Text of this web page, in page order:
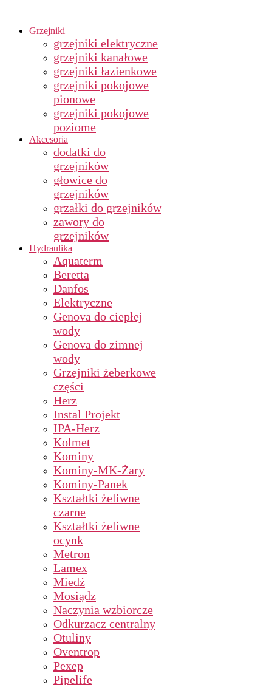
Grzejniki
grzejniki elektryczne
grzejniki kanałowe
grzejniki łazienkowe
grzejniki pokojowe
pionowe
grzejniki pokojowe
poziome
Akcesoria
dodatki do
grzejników
głowice do
grzejników
grzałki do grzejników
zawory do
grzejników
Hydraulika
Aquaterm
Beretta
Danfos
Elektryczne
Genova do ciepłej
wody
Genova do zimnej
wody
Grzejniki żeberkowe
części
Herz
Instal Projekt
IPA-Herz
Kolmet
Kominy
Kominy-MK-Żary
Kominy-Panek
Kształtki żeliwne
czarne
Kształtki żeliwne
ocynk
Metron
Lamex
Miedź
Mosiądz
Naczynia wzbiorcze
Odkurzacz centralny
Otuliny
Oventrop
Pexep
Pipelife